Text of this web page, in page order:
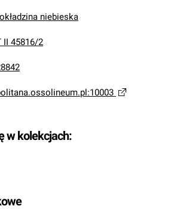
niebieska
II 45816/2
w kolekcjach: